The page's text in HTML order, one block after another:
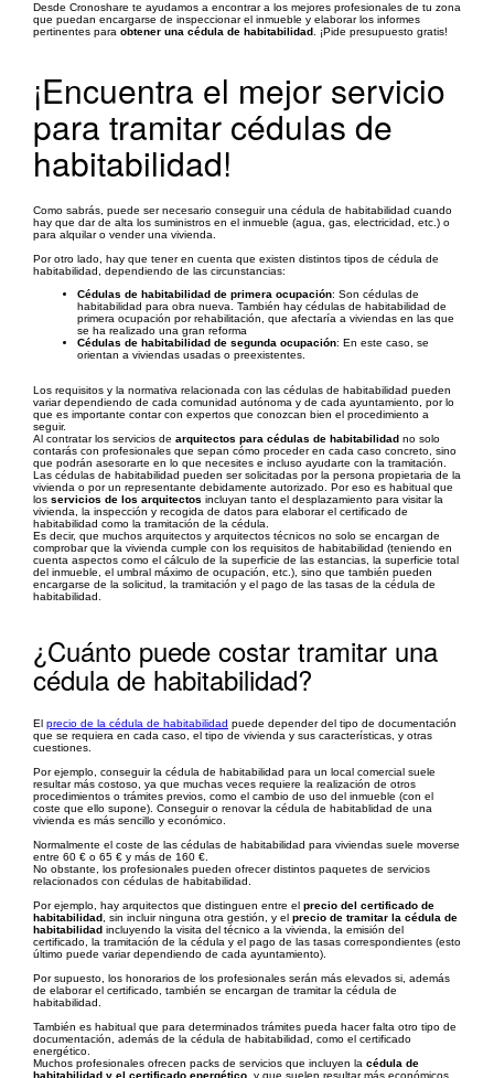
Desde Cronoshare te ayudamos a encontrar a los mejores profesionales de tu zona
que puedan encargarse de inspeccionar el inmueble y elaborar los informes
pertinentes para obtener una cédula de habitabilidad . ¡Pide presupuesto gratis!
¡Encuentra el mejor servicio
para tramitar cédulas de
habitabilidad!
Como sabrás, puede ser necesario conseguir una cédula de habitabilidad cuando
hay que dar de alta los suministros en el inmueble (agua, gas, electricidad, etc.) o
para alquilar o vender una vivienda.
Por otro lado, hay que tener en cuenta que existen distintos tipos de cédula de
habitabilidad, dependiendo de las circunstancias:
Cédulas de habitabilidad de primera ocupación: Son cédulas de
habitabilidad para obra nueva. También hay cédulas de habitabilidad de
primera ocupación por rehabilitación, que afectaría a viviendas en las que
se ha realizado una gran reforma
Cédulas de habitabilidad de segunda ocupación: En este caso, se
orientan a viviendas usadas o preexistentes.
Los requisitos y la normativa relacionada con las cédulas de habitabilidad pueden
variar dependiendo de cada comunidad autónoma y de cada ayuntamiento, por lo
que es importante contar con expertos que conozcan bien el procedimiento a
seguir.
Al contratar los servicios de arquitectos para cédulas de habitabilidad no solo
contarás con profesionales que sepan cómo proceder en cada caso concreto, sino
que podrán asesorarte en lo que necesites e incluso ayudarte con la tramitación.
Las cédulas de habitabilidad pueden ser solicitadas por la persona propietaria de la
vivienda o por un representante debidamente autorizado. Por eso es habitual que
los servicios de los arquitectos incluyan tanto el desplazamiento para visitar la
vivienda, la inspección y recogida de datos para elaborar el certificado de
habitabilidad como la tramitación de la cédula.
Es decir, que muchos arquitectos y arquitectos técnicos no solo se encargan de
comprobar que la vivienda cumple con los requisitos de habitabilidad (teniendo en
cuenta aspectos como el cálculo de la superficie de las estancias, la superficie total
del inmueble, el umbral máximo de ocupación, etc.), sino que también pueden
encargarse de la solicitud, la tramitación y el pago de las tasas de la cédula de
habitabilidad.
¿Cuánto puede costar tramitar una
cédula de habitabilidad?
El precio de la cédula de habitabilidad puede depender del tipo de documentación
que se requiera en cada caso, el tipo de vivienda y sus características, y otras
cuestiones.
Por ejemplo, conseguir la cédula de habitabilidad para un local comercial suele
resultar más costoso, ya que muchas veces requiere la realización de otros
procedimientos o trámites previos, como el cambio de uso del inmueble (con el
coste que ello supone). Conseguir o renovar la cédula de habitablidad de una
vivienda es más sencillo y económico.
Normalmente el coste de las cédulas de habitabilidad para viviendas suele moverse
entre 60 € o 65 € y más de 160 €.
No obstante, los profesionales pueden ofrecer distintos paquetes de servicios
relacionados con cédulas de habitabilidad.
Por ejemplo, hay arquitectos que distinguen entre el precio del certificado de
habitabilidad , sin incluir ninguna otra gestión, y el precio de tramitar la cédula de
habitabilidad incluyendo la visita del técnico a la vivienda, la emisión del
certificado, la tramitación de la cédula y el pago de las tasas correspondientes (esto
último puede variar dependiendo de cada ayuntamiento).
Por supuesto, los honorarios de los profesionales serán más elevados si, además
de elaborar el certificado, también se encargan de tramitar la cédula de
habitabilidad.
También es habitual que para determinados trámites pueda hacer falta otro tipo de
documentación, además de la cédula de habitabilidad, como el certificado
energético.
Muchos profesionales ofrecen packs de servicios que incluyen la cédula de
habitabilidad y el certificado energético , y que suelen resultar más económicos